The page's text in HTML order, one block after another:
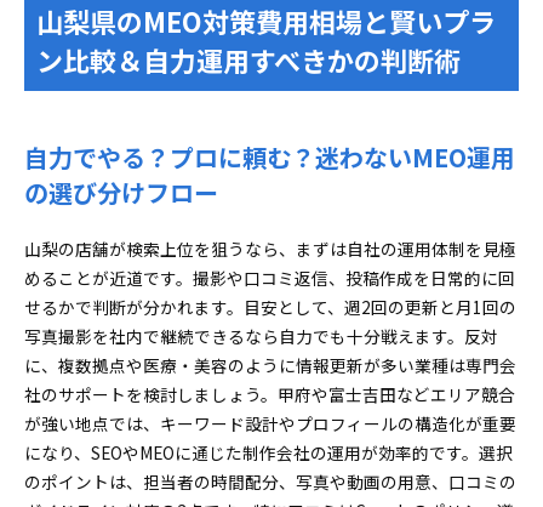
山梨県のMEO対策費用相場と賢いプラ
ン比較＆自力運用すべきかの判断術
自力でやる？プロに頼む？迷わないMEO運用
の選び分けフロー
山梨の店舗が検索上位を狙うなら、まずは自社の運用体制を見極
めることが近道です。撮影や口コミ返信、投稿作成を日常的に回
せるかで判断が分かれます。目安として、週2回の更新と月1回の
写真撮影を社内で継続できるなら自力でも十分戦えます。反対
に、複数拠点や医療・美容のように情報更新が多い業種は専門会
社のサポートを検討しましょう。甲府や富士吉田などエリア競合
が強い地点では、キーワード設計やプロフィールの構造化が重要
になり、SEOやMEOに通じた制作会社の運用が効率的です。選択
のポイントは、担当者の時間配分、写真や動画の用意、口コミの